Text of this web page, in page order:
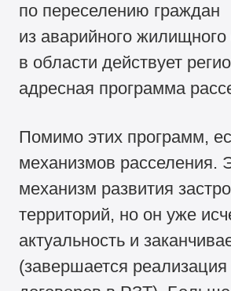
по переселению граждан
из аварийного
в области действует
адресная программа
Помимо этих программ,
механизмов расселения.
механизм развития
территорий, но он уже
актуальность и
(завершается